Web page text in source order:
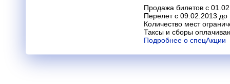
Продажа билетов с
Перелет с 09.02.2013 до
Количество мест
Таксы и сборы
Подробнее о спецАкции